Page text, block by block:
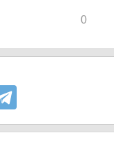
0